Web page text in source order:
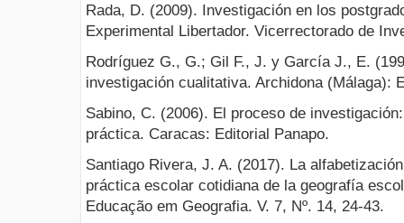
Rada, D. (2009). Investigación en los
Experimental Libertador. Vicerrectorado de
Rodríguez G., G.; Gil F., J. y García J., E.
investigación cualitativa. Archidona (Málaga):
Sabino, C. (2006). El proceso de
práctica. Caracas: Editorial Panapo.
Santiago Rivera, J. A. (2017). La
práctica escolar cotidiana de la geografía
Educação em Geografia. V. 7, Nº. 14, 24-43.